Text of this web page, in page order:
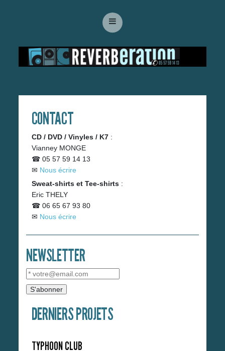
CONTACT
CD / DVD / Vinyles / K7 :
Vianney MONGE
☎ 05 57 59 14 13
✉ Nous écrire
Sweat-shirts et Tee-shirts:
Eric THELY
☎ 06 65 67 93 80
✉ Nous écrire
NEWSLETTER
DERNIERS PROJETS
TYPHOON CLUB